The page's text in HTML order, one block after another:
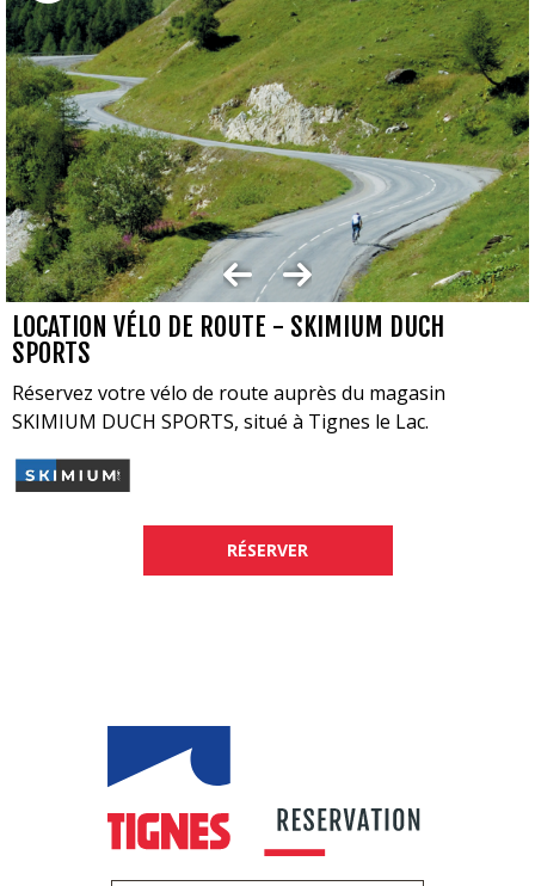
LOCATION VÉLO DE ROUTE - SKIMIUM DUCH
SPORTS
Réservez votre vélo de route auprès du magasin
SKIMIUM DUCH SPORTS, situé à Tignes le Lac.
RÉSERVER